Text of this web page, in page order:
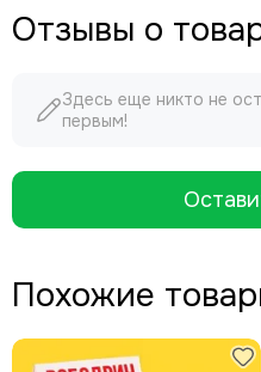
Отзывы о
Здесь еще никто не
первым!
Похожие